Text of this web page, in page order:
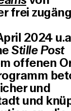
frei
2024
Stille Post
offenen
und
und